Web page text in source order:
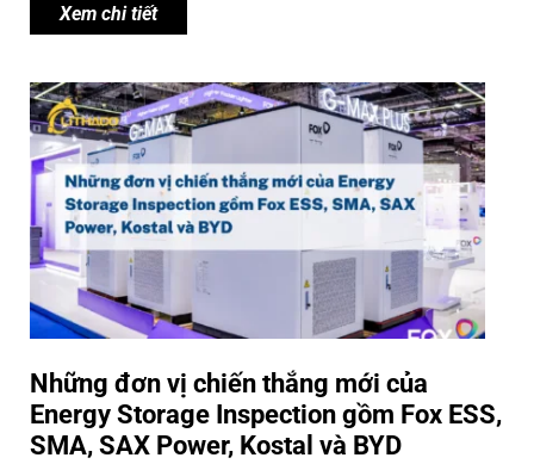
Xem chi tiết
Những đơn vị chiến thắng mới của
Energy Storage Inspection gồm Fox ESS,
SMA, SAX Power, Kostal và BYD